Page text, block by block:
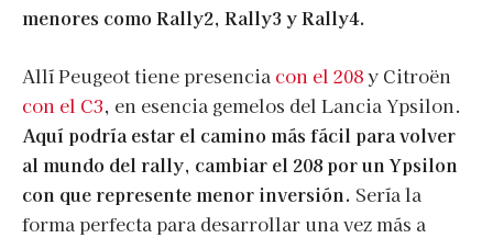
menores como Rally2, Rally3 y Rally4.
Allí Peugeot tiene presencia con el 208y Citroën
con el C3, en esencia gemelos del Lancia Ypsilon.
Aquí podría estar el camino más fácil para volver
al mundo del rally, cambiar el 208 por un Ypsilon
con que represente menor inversión. Sería la
forma perfecta para desarrollar una vez más a